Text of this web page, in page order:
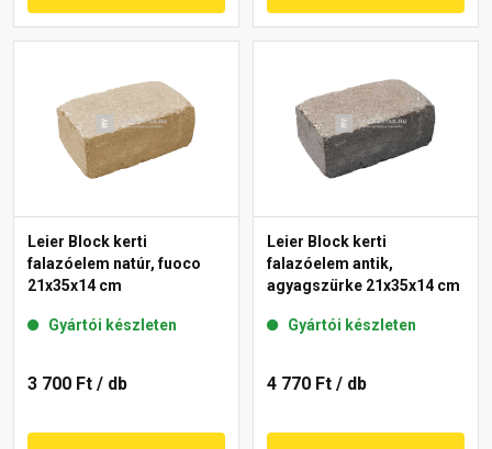
Leier Block kerti
falazóelem natúr, fuoco
21x35x14 cm
Gyártói készleten
3 700 Ft / db
Leier Block kerti
falazóelem antik,
agyagszürke 21x35x14 cm
Gyártói készleten
4 770 Ft / db